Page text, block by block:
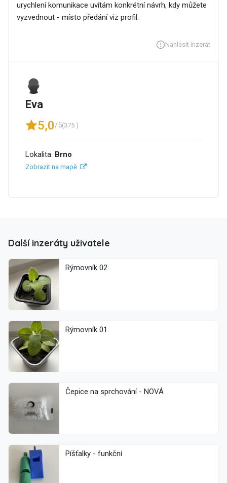
urychlení komunikace uvítám konkrétní návrh, kdy můžete
vyzvednout - místo předání viz profil.
Nahlásit inzerát
Eva
5,0/5(375 )
Lokalita: Brno
Zobrazit na mapě
Další inzeráty uživatele
Rýmovník 02
Rýmovník 01
Čepice na sprchování - NOVÁ
Píšťalky - funkční